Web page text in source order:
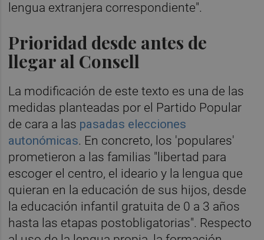
lengua extranjera correspondiente".
Prioridad desde antes de
llegar al Consell
La modificación de este texto es una de las
medidas planteadas por el Partido Popular
de cara a las pasadas elecciones
autonómicas. En concreto, los 'populares'
prometieron a las familias "libertad para
escoger el centro, el ideario y la lengua que
quieran en la educación de sus hijos, desde
la educación infantil gratuita de 0 a 3 años
hasta las etapas postobligatorias". Respecto